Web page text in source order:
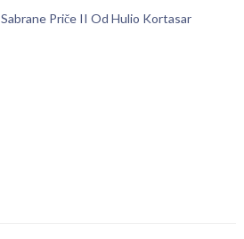
Sabrane Priče II Od Hulio Kortasar